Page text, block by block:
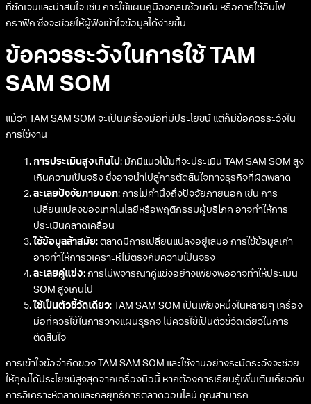
ที่ชัดเจนและน่าสนใจ เช่น การใช้แผนภูมิวงกลมซ้อนกัน หรือการใช้อินโฟ
กราฟิก ซึ่งจะช่วยให้ผู้ฟังเข้าใจข้อมูลได้ง่ายขึ้น
ข้อควรระวังในการใช้ TAM
SAM SOM
แม้ว่า TAM SAM SOM จะเป็นเครื่องมือที่มีประโยชน์ แต่ก็มีข้อควรระวังใน
การใช้งาน
การประเมินสูงเกินไป: มักมีแนวโน้มที่จะประเมิน TAM SAM SOM สูง
เกินความเป็นจริง ซึ่งอาจนำไปสู่การตัดสินใจทางธุรกิจที่ผิดพลาด
ละเลยปัจจัยภายนอก: การไม่คำนึงถึงปัจจัยภายนอก เช่น การ
เปลี่ยนแปลงของเทคโนโลยีหรือพฤติกรรมผู้บริโภค อาจทำให้การ
ประเมินคลาดเคลื่อน
ใช้ข้อมูลล้าสมัย: ตลาดมีการเปลี่ยนแปลงอยู่เสมอ การใช้ข้อมูลเก่า
อาจทำให้การวิเคราะห์ไม่ตรงกับความเป็นจริง
ละเลยคู่แข่ง: การไม่พิจารณาคู่แข่งอย่างเพียงพออาจทำให้ประเมิน
SOM สูงเกินไป
ใช้เป็นตัวชี้วัดเดียว: TAM SAM SOM เป็นเพียงหนึ่งในหลายๆ เครื่อง
มือที่ควรใช้ในการวางแผนธุรกิจ ไม่ควรใช้เป็นตัวชี้วัดเดียวในการ
ตัดสินใจ
การเข้าใจข้อจำกัดของ TAM SAM SOM และใช้งานอย่างระมัดระวังจะช่วย
ให้คุณได้ประโยชน์สูงสุดจากเครื่องมือนี้ หากต้องการเรียนรู้เพิ่มเติมเกี่ยวกับ
การวิเคราะห์ตลาดและกลยุทธ์การตลาดออนไลน์ คุณสามารถ